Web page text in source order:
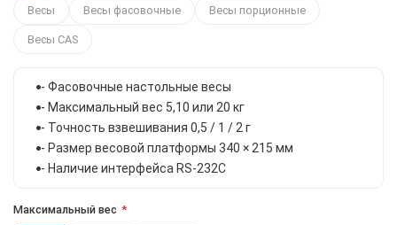
Весы Весы фасовочные Весы порционные
Весы CAS
- Фасовочные настольные весы
- Максимальный вес 5,10 или 20 кг
- Точность взвешивания 0,5 / 1 / 2 г
- Размер весовой платформы 340 × 215 мм
- Наличие интерфейса RS-232С
Максимальный вес